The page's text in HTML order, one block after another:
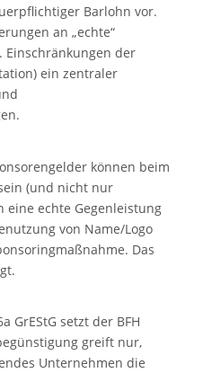
Barlohn vor.
an „echte“
Einschränkungen der
ein zentraler
können beim
(und nicht nur
eine echte Gegenleistung
von Name/Logo
Das
GrEStG setzt der BFH
greift nur,
Unternehmen die